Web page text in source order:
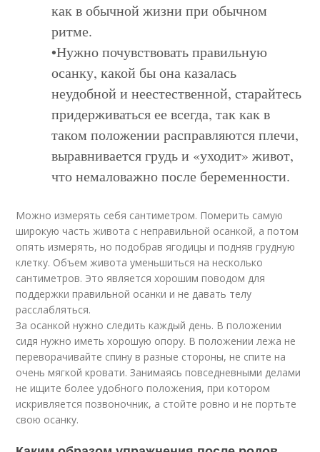
как в обычной жизни при обычном
ритме.
•Нужно почувствовать правильную
осанку, какой бы она казалась
неудобной и неестественной, старайтесь
придерживаться ее всегда, так как в
таком положении расправляются плечи,
выравнивается грудь и «уходит» живот,
что немаловажно после беременности.
Можно измерять себя сантиметром. Померить самую
широкую часть живота с неправильной осанкой, а потом
опять измерять, но подобрав ягодицы и подняв грудную
клетку. Объем живота уменьшиться на несколько
сантиметров. Это является хорошим поводом для
поддержки правильной осанки и не давать телу
расслабляться.
За осанкой нужно следить каждый день. В положении
сидя нужно иметь хорошую опору. В положении лежа не
переворачивайте спину в разные стороны, не спите на
очень мягкой кровати. Занимаясь повседневными делами
не ищите более удобного положения, при котором
искривляется позвоночник, а стойте ровно и не портьте
свою осанку.